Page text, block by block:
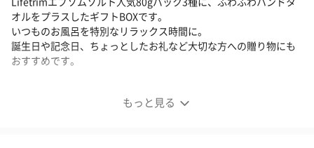
もっと見る
オルをプラスしたギフトBOXです。
いつものお風呂を特別なリラックス時間に。
誕生日や記念日、ちょっとしたお礼など大切な方への贈り物にも
おすすめです。
エプソムソルト ギフトボックスタオルセット